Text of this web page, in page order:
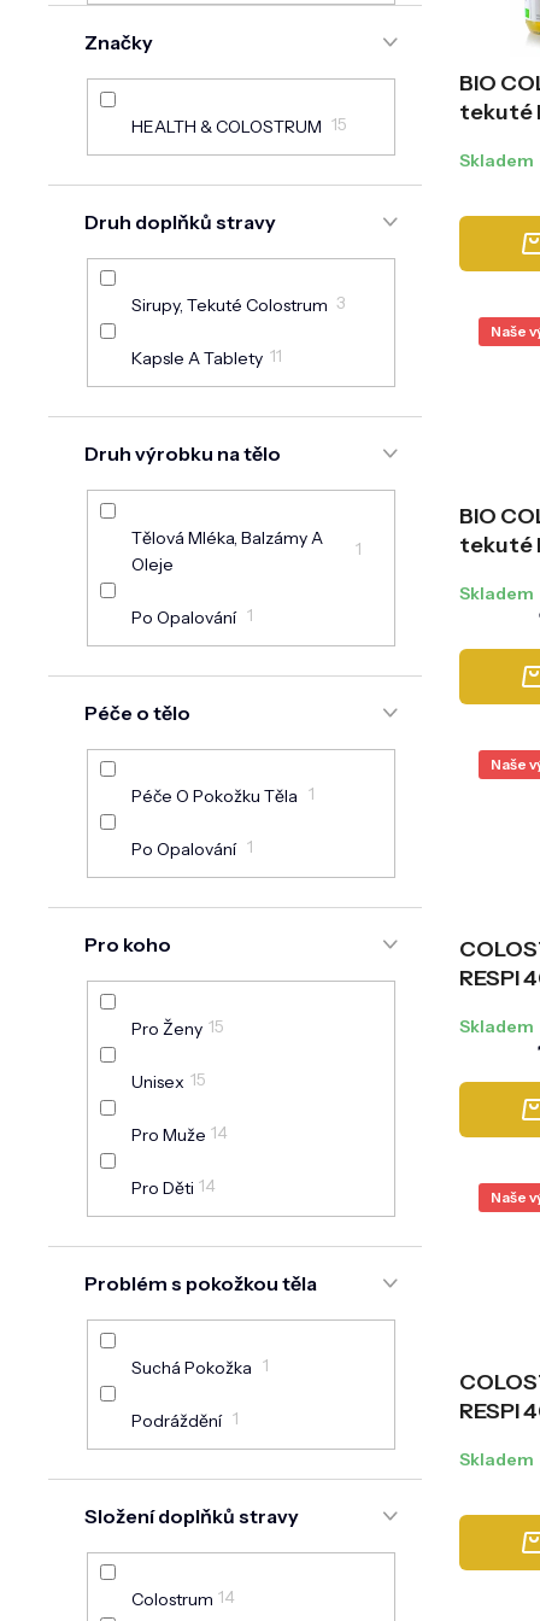
Značky
HEALTH & COLOSTRUM 15
Druh doplňků stravy
Sirupy, Tekuté Colostrum 3
Kapsle A Tablety 11
Druh výrobku na tělo
Tělová Mléka, Balzámy A
Oleje
1
Po Opalování 1
Péče o tělo
Péče O Pokožku Těla 1
Po Opalování 1
Pro koho
Pro Ženy 15
Unisex 15
Pro Muže 14
Pro Děti 14
Problém s pokožkou těla
Suchá Pokožka 1
Podráždění 1
Složení doplňků stravy
Colostrum 14
BIO
tekuté
Skladem
Naše
BIO
tekuté
IgG 40
Skladem
Naše
RESPI
90 ks
Skladem
Naše
RESPI
Skladem